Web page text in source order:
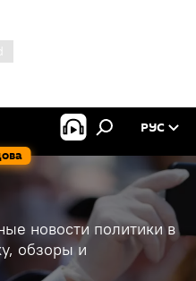
РУС
новости политики в
обзоры и